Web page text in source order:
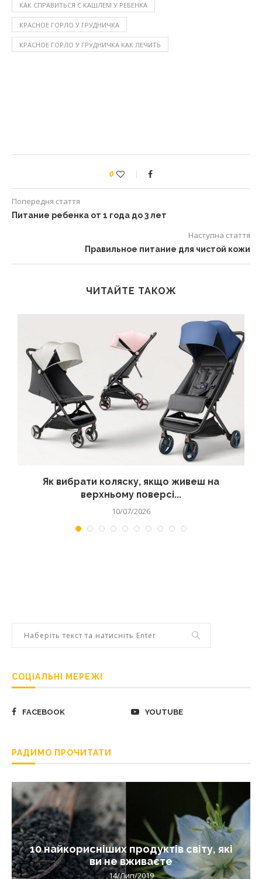
КАК СПРАВИТЬСЯ С КАШЛЕМ У РЕБЕНКА
КРАСНОЕ ГОРЛО У ГРУДНИЧКА
КРАСНОЕ ГОРЛО У ГРУДНИЧКА КАК ЛЕЧИТЬ
0
Попередня стаття
Питание ребенка от 1 года до 3 лет
Наступна стаття
Правильное питание для чистой кожи
ЧИТАЙТЕ ТАКОЖ
Як вибрати коляску, якщо живеш на
верхньому поверсі...
10/07/2026
СОЦІАЛЬНІ МЕРЕЖІ
FACEBOOK YOUTUBE
РАДИМО ПРОЧИТАТИ
10 найкорисніших продуктів світу, які
ви не вживаєте
14/Лип/2019